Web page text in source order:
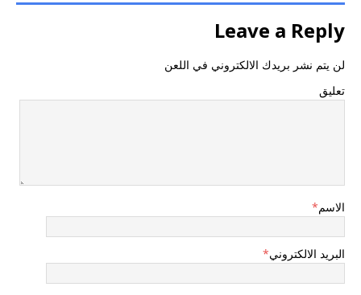
Leave a Reply
لن يتم نشر بريدك الالكتروني في اللعن
تعليق
الاسم*
البريد الالكتروني*